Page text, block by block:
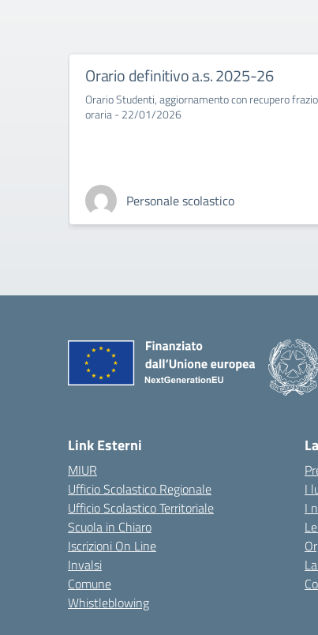
Orario definitivo a.s. 2025-26
Orario Studenti, aggiornamento con recupero
oraria - 22/01/2026
Personale scolastico
Link Esterni
MIUR
Ufficio Scolastico Regionale
Ufficio Scolastico Territoriale
Scuola in Chiaro
Iscrizioni On Line
Invalsi
Comune
Whistleblowing
I
I